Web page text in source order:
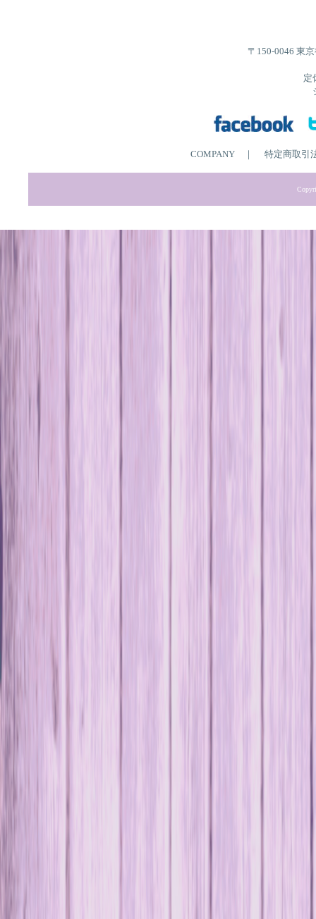
〒150-0046 東
定
COMPANY｜ 特定商取引